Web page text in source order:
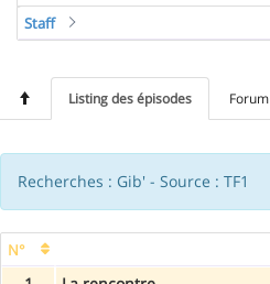
Staff
Listing des épisodes Forum
Recherches : Gib' - Source : TF1
N°